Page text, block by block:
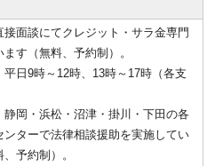
接面談にてクレジット・サラ金専門
す（無料、予約制）。
平日9時～12時、13時～17時（各支
静岡・浜松・沼津・掛川・下田の各
ンターで法律相談援助を実施してい
予約制）。